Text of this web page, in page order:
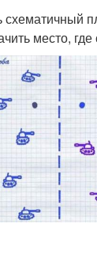
схематичный
место, где